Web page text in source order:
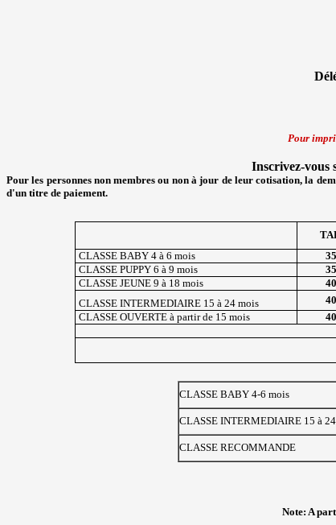
Pour
Inscrivez-vous
Pour les personnes non membres ou non à jour de leur cotisation, la
d'un titre de paiement.
CLASSE BABY 4 à 6 mois
CLASSE PUPPY 6 à 9 mois
CLASSE JEUNE 9 à 18 mois
CLASSE INTERMEDIAIRE 15 à 24 mois
CLASSE OUVERTE à partir de 15 mois
CLASSE BABY 4-6 mois
CLASSE INTERMEDIAIRE 15 à
CLASSE RECOMMANDE
Note: A